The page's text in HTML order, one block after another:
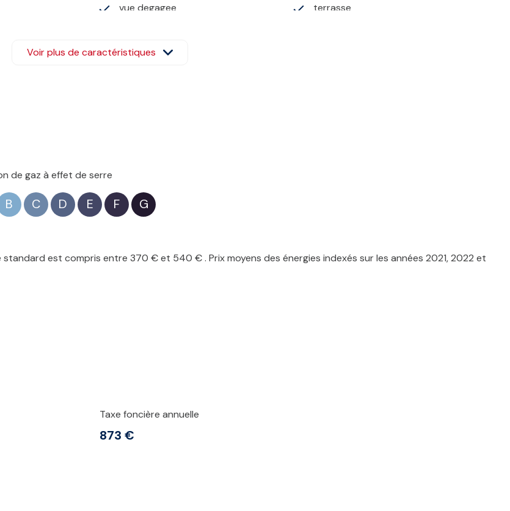
vue degagee terrasse
Voir plus de caractéristiques
de gaz à effet de serre
B C D E F G
est compris entre 370 € et 540 € . Prix moyens des énergies indexés sur les années 2021, 2022 et
Taxe foncière annuelle
873 €